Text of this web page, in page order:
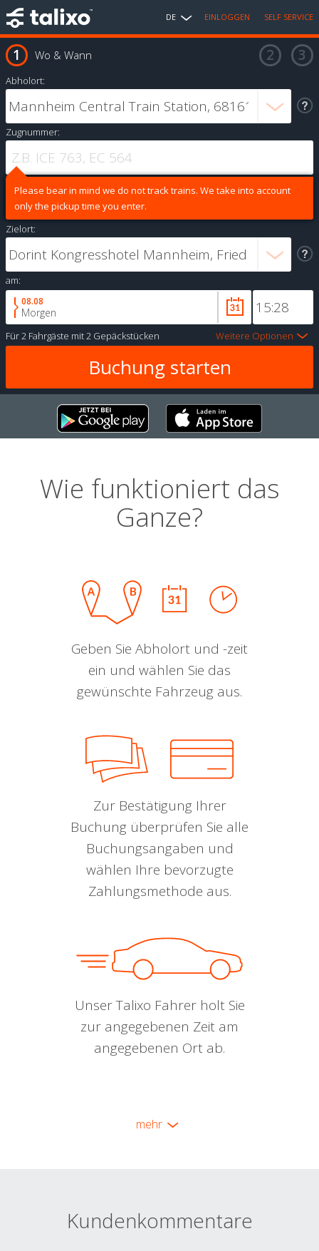
DE EINLOGGEN SELF SERVICE
Wo & Wann
Abholort:
Zugnummer:
Please bear in mind we do not track trains. We take into account
only the pickup time you enter.
Zielort:
am:
08.08
Morgen
Für2 Fahrgäste mit2 Gepäckstücken Weitere Optionen
Wie funktioniert das
Ganze?
Geben Sie Abholort und -zeit
ein und wählen Sie das
gewünschte Fahrzeug aus.
Zur Bestätigung Ihrer
Buchung überprüfen Sie alle
Buchungsangaben und
wählen Ihre bevorzugte
Zahlungsmethode aus.
Unser Talixo Fahrer holt Sie
zur angegebenen Zeit am
angegebenen Ort ab.
mehr
Kundenkommentare